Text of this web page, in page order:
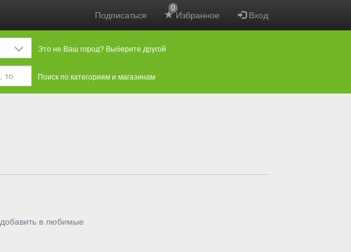
Подписаться Избранное
0
Вход
Это не Ваш город? Выберите другой
Поиск по категориям и магазинам
добавить в любимые